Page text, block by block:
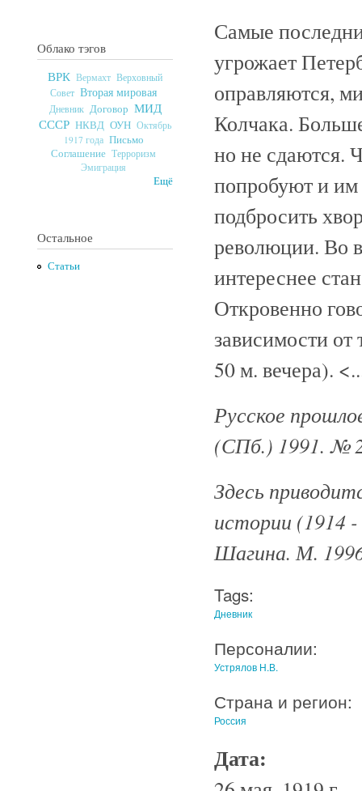
Облако тэгов
ВРК Вермахт Верховный
Совет Вторая мировая
Дневник Договор МИД
СССР НКВД ОУН Октябрь
1917 года Письмо
Соглашение Терроризм
Эмиграция
Ещё
Остальное
Статьи
Самые
угрожает
оправляются,
Колчака.
но не сдаются.
попробуют и им
подбросить
революции. Во
интереснее
Откровенно
зависимости
50 м. вечера).
Русское
(СПб.) 1991. №
Здесь
истории (1914
Шагина. М.
Tags:
Дневник
Персоналии:
Устрялов Н.В.
Страна и регион:
Россия
Дата: